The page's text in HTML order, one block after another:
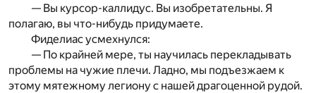
— Вы курсор-каллидус. Вы изобретательны. Я
полагаю, вы что-нибудь придумаете.
Фиделиас усмехнулся:
— По крайней мере, ты научилась перекладывать
про­блемы на чужие плечи. Ладно, мы подъезжаем к
этому мятежному легиону с нашей драгоценной рудой.